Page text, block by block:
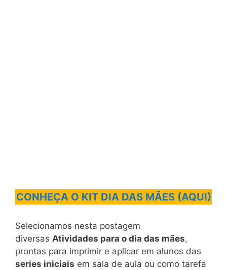
CONHEÇA O KIT DIA DAS MÃES (AQUI)
Selecionamos nesta postagem
diversas Atividades para o dia das mães,
prontas para imprimir e aplicar em alunos das
series iniciais em sala de aula ou como tarefa